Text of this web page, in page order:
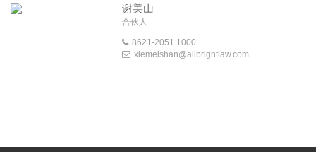
谢美山
合伙人
8621-2051 1000
xiemeishan@allbrightlaw.com